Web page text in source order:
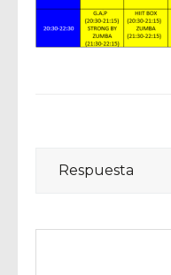
Respuesta